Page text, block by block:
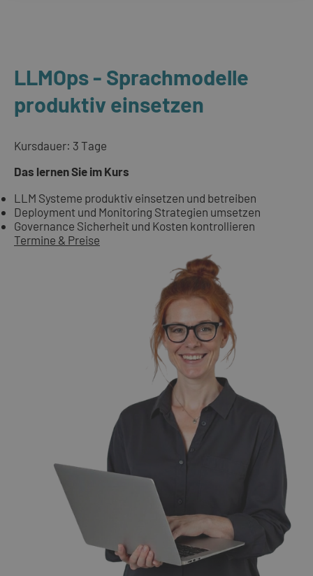
LLMOps - Sprachmodelle
produktiv einsetzen
Kursdauer: 3 Tage
Das lernen Sie im Kurs
LLM Systeme produktiv einsetzen und betreiben
Deployment und Monitoring Strategien umsetzen
Governance Sicherheit und Kosten kontrollieren
Termine & Preise